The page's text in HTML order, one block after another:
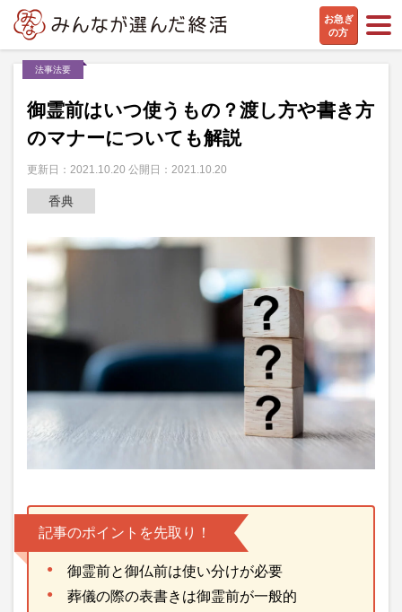
お急ぎ
の方
法事法要
御霊前はいつ使うもの？渡し方や書き方
のマナーについても解説
更新日：2021.10.20 公開日：2021.10.20
香典
記事のポイントを先取り！
御霊前と御仏前は使い分けが必要
葬儀の際の表書きは御霊前が一般的